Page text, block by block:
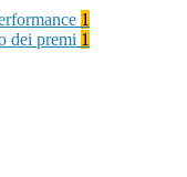
1
dei premi 1